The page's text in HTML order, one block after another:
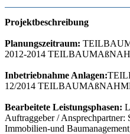
Projektbeschreibung
Planungszeitraum:
2012-2014
Inbetriebnahme Anlagen:
12/2014
Bearbeitete Leistungsphasen:
Auftraggeber / Ansprechpartner:
Immobilien-und